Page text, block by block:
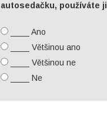
autosedačku, používáte ji
____ Ano
____ Většinou ano
____ Většinou ne
____ Ne